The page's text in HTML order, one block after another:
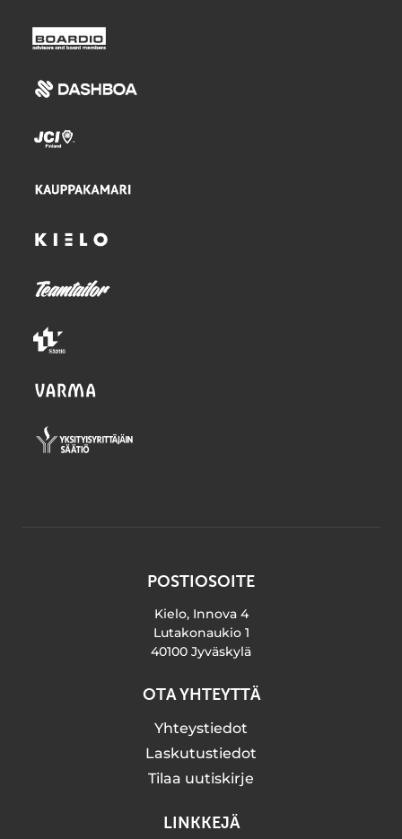
POSTIOSOITE
Kielo, Innova 4
Lutakonaukio 1
40100 Jyväskylä
OTA YHTEYTTÄ
Yhteystiedot
Laskutustiedot
Tilaa uutiskirje
LINKKEJÄ